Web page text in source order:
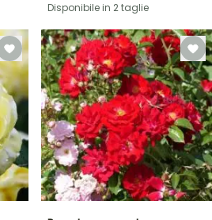
Disponibile in 2 taglie